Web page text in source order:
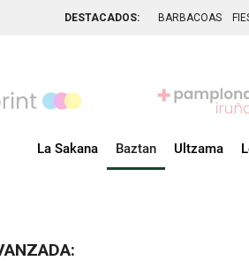
DESTACADOS: BARBACOAS
La Sakana Baztan Ultzama